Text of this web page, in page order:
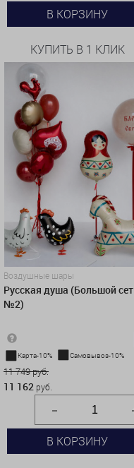
В КОРЗИНУ
КУПИТЬ В 1 КЛИК
Воздушные шары
Русская душа (Большой сет
№2)
Карта-10% Самовывоз-10%
11 749 руб.
11 162 руб.
В КОРЗИНУ